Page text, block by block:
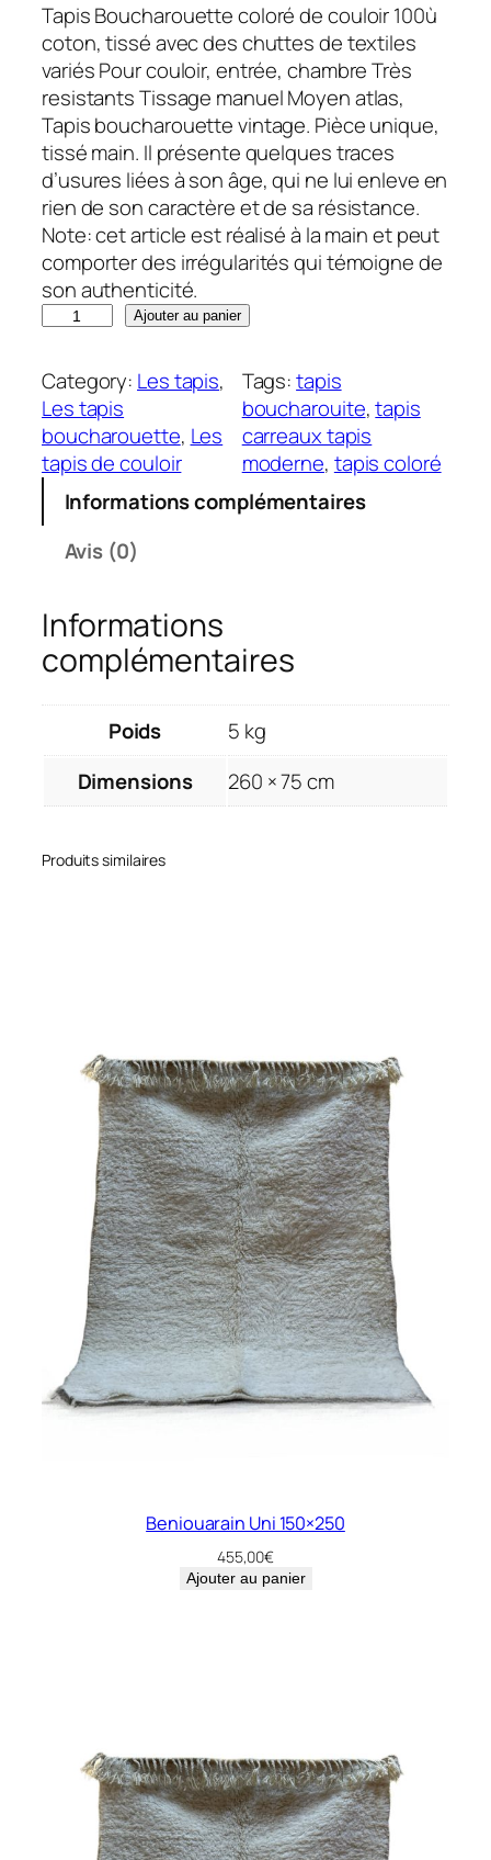
Tapis Boucharouette coloré de couloir 100ù
coton, tissé avec des chuttes de textiles
variés Pour couloir, entrée, chambre Très
resistants Tissage manuel Moyen atlas,
Tapis boucharouette vintage. Pièce unique,
tissé main. Il présente quelques traces
d’usures liées à son âge, qui ne lui enleve en
rien de son caractère et de sa résistance.
Note: cet article est réalisé à la main et peut
comporter des irrégularités qui témoigne de
son authenticité.
a
n
t
i
t
a
p
i
s
u
i
Ajouter au panier
Category: Les tapis
Les tapis
boucharouette, Les
tapis de couloir
Tags:tapis
boucharouite, tapis
carreaux tapis
moderne, tapis coloré
Informations complémentaires
Avis (0)
Informations
complémentaires
Poids
5 kg
Dimensions
260 × 75 cm
Produits similaires
Beniouarain Uni 150×250
455,00€
Ajouter au panier